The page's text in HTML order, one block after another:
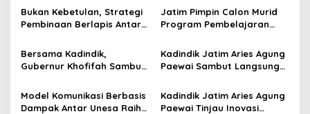
o
Representatif Tingkatkan
Kualitas Pembelajaran
dari Gubernur Khofifah
Bukan Kebetulan, Strategi
Pembinaan Berlapis Antar
Juara Umum LKS Nasional
Jatim Pimpin Calon Murid
Program Pembelajaran
ATS Lolos Verifikasi dan
Siap Belajar
Bersama Kadindik,
Gubernur Khofifah Sambut
Umum LKS Dikmen Nasional
2026 di Grahadi
Kadindik Jatim Aries Agung
Paewai Sambut Langsung
Dikmen Nasional 2026 di
Pasar Turi
Model Komunikasi Berbasis
Dampak Antar Unesa Raih
Kadindik Jatim Aries Agung
Paewai Tinjau Inovasi